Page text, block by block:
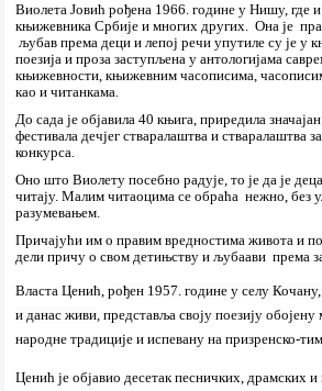
Виолета Јовић рођена 1966. године у Нишу, где
књижевника Србије и многих других. Она је
љубав према деци и лепој речи упутиле су је у
поезија и проза заступљена у антологијама
књижевности, књижевним часописима,
као и читанкама.
До сада је објавила 40 књига, приредила
фестивала дечјег стваралаштва и стваралаштва
конкурса.
Оно што Виолету посебно радује, то је да је
читају. Малим читаоцима се обраћа нежно, без
разумевањем.
Причајући им о правим вредностима живота и
дели причу о свом детињству и љубаави према
Власта Ценић,рођен 1957. године у селу
и данас живи, представља своју поезију
народне традиције и испевану на призренско-
Ценић је објавио десетак песничких, драмских